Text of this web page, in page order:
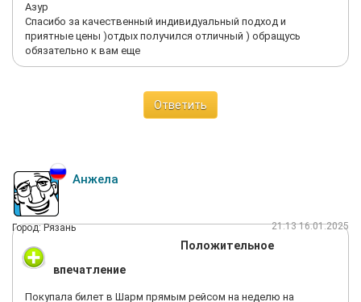
Азур
Спасибо за качественный индивидуальный подход и
приятные цены )отдых получился отличный ) обращусь
обязательно к вам еще
Ответить
Анжела
Город: Рязань 21:13 16.01.2025
Положительное
впечатление
Покупала билет в Шарм прямым рейсом на неделю на